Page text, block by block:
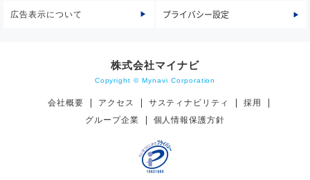
広告表示について プライバシー設定
株式会社マイナビ
Copyright © Mynavi Corporation
会社概要 アクセス サスティナビリティ
採用
グループ企業
個人情報保護方針